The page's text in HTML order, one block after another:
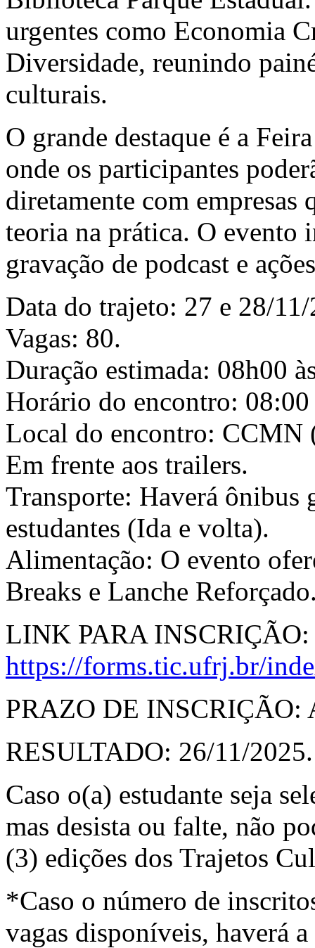
urgentes como Economia
Diversidade, reunindo
culturais.
O grande destaque é a
onde os participantes
diretamente com empresas
teoria na prática. O evento
gravação de podcast e
Data do trajeto: 27 e 28/
Vagas: 80.
Duração estimada: 08h00
Horário do encontro: 08:00
Local do encontro: CCMN
Em frente aos trailers.
Transporte: Haverá ônibus
estudantes (Ida e volta).
Alimentação: O evento
Breaks e Lanche
LINK PARA INSCRIÇÃO:
https://forms.tic.ufrj.br/
PRAZO DE INSCRIÇÃO:
RESULTADO: 26/11/2025.
Caso o(a) estudante seja
mas desista ou falte, não
(3) edições dos Trajetos
*Caso o número de
vagas disponíveis, haverá